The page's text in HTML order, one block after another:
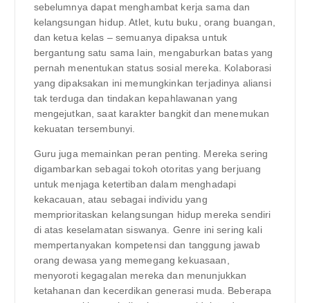
sebelumnya dapat menghambat kerja sama dan
kelangsungan hidup. Atlet, kutu buku, orang buangan,
dan ketua kelas – semuanya dipaksa untuk
bergantung satu sama lain, mengaburkan batas yang
pernah menentukan status sosial mereka. Kolaborasi
yang dipaksakan ini memungkinkan terjadinya aliansi
tak terduga dan tindakan kepahlawanan yang
mengejutkan, saat karakter bangkit dan menemukan
kekuatan tersembunyi.
Guru juga memainkan peran penting. Mereka sering
digambarkan sebagai tokoh otoritas yang berjuang
untuk menjaga ketertiban dalam menghadapi
kekacauan, atau sebagai individu yang
memprioritaskan kelangsungan hidup mereka sendiri
di atas keselamatan siswanya. Genre ini sering kali
mempertanyakan kompetensi dan tanggung jawab
orang dewasa yang memegang kekuasaan,
menyoroti kegagalan mereka dan menunjukkan
ketahanan dan kecerdikan generasi muda. Beberapa